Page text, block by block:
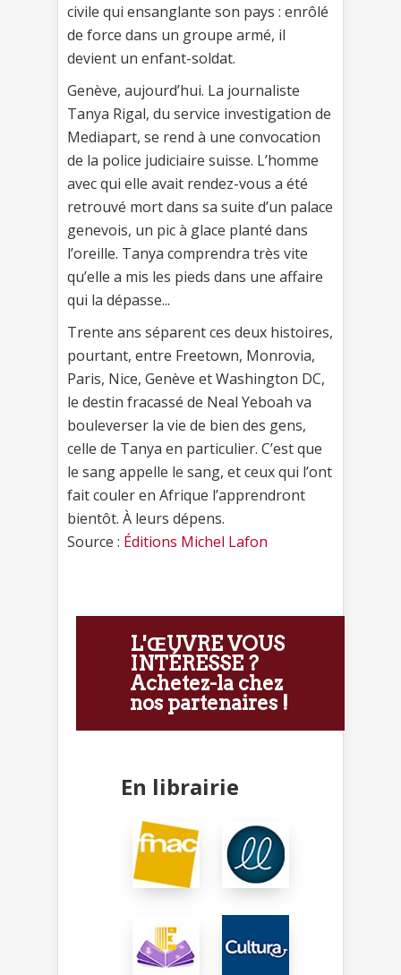
civile qui ensanglante son pays : enrôlé
de force dans un groupe armé, il
devient un enfant-soldat.
Genève, aujourd’hui. La journaliste
Tanya Rigal, du service investigation de
Mediapart, se rend à une convocation
de la police judiciaire suisse. L’homme
avec qui elle avait rendez-vous a été
retrouvé mort dans sa suite d’un palace
genevois, un pic à glace planté dans
l’oreille. Tanya comprendra très vite
qu’elle a mis les pieds dans une affaire
qui la dépasse...
Trente ans séparent ces deux histoires,
pourtant, entre Freetown, Monrovia,
Paris, Nice, Genève et Washington DC,
le destin fracassé de Neal Yeboah va
bouleverser la vie de bien des gens,
celle de Tanya en particulier. C’est que
le sang appelle le sang, et ceux qui l’ont
fait couler en Afrique l’apprendront
bientôt. À leurs dépens.
Source : Éditions Michel Lafon
L'ŒUVRE VOUS
INTÉRESSE ?
Achetez-la chez
nos partenaires !
En librairie